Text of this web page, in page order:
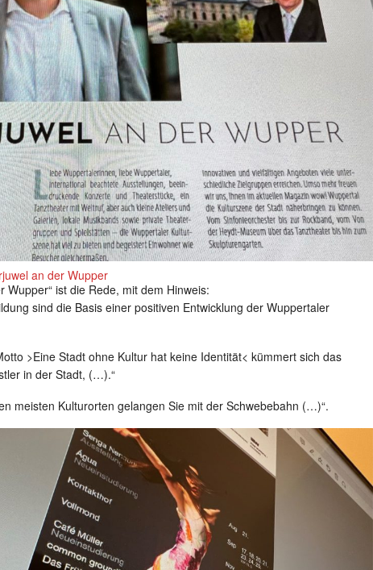
an der Wupper
Wupper“ ist die Rede, mit dem Hinweis:
sind die Basis einer positiven Entwicklung der Wuppertaler
>Eine Stadt ohne Kultur hat keine Identität< kümmert sich das
in der Stadt, (…).“
meisten Kulturorten gelangen Sie mit der Schwebebahn (…)“.